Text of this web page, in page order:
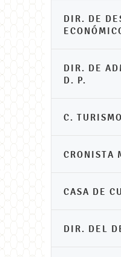
DIR. DE
DIR. DE
D. P.
C. TURISMO
CRONISTA
CASA DE
DIR. DEL